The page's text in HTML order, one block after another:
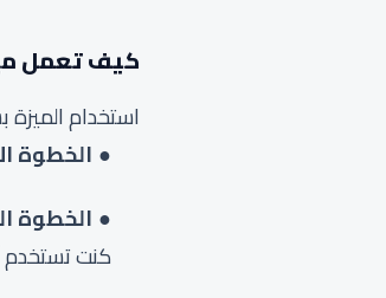
كيف تعمل
استخدام
الخطوة
الخطوة
كنت تستخدم